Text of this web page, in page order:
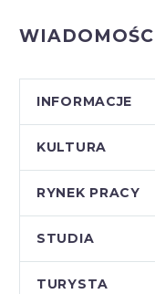
INFORMACJE
KULTURA
RYNEK PRACY
STUDIA
TURYSTA